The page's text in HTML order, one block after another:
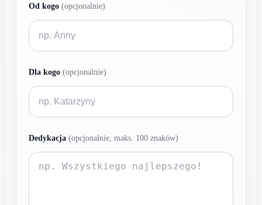
Od kogo (opcjonalnie)
Dla kogo (opcjonalnie)
Dedykacja (opcjonalnie, maks. 100 znaków)